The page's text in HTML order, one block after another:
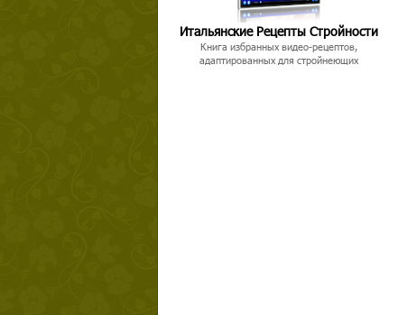
Итальянские Рецепты Стройности
Книга избранных видео-рецептов,
адаптированных для стройнеющих